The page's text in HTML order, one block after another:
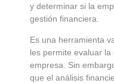
y determinar si la
gestión financiera.
Es una herramienta
les permite evaluar
empresa. Sin
que el análisis